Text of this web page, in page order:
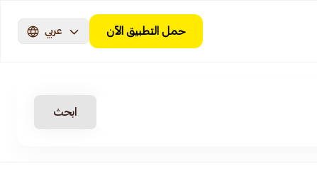
حمل التطبيق الآن عربي
ابحث